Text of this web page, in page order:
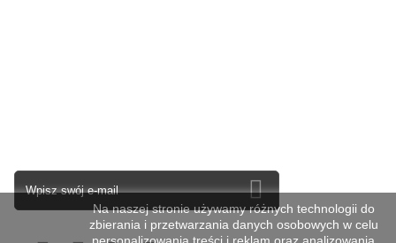
Na naszej stronie używamy różnych technologii do
zbierania i przetwarzania danych osobowych w celu